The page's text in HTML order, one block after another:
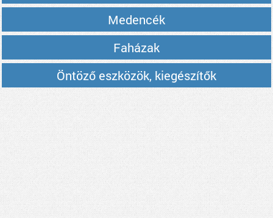
Medencék
Faházak
Öntöző eszközök, kiegészítők